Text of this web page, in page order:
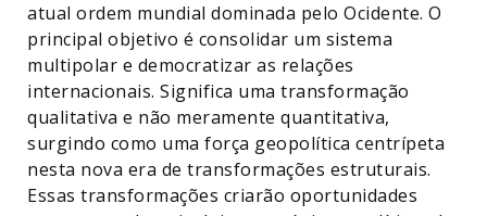
atual ordem mundial dominada pelo Ocidente. O
principal objetivo é consolidar um sistema
multipolar e democratizar as relações
internacionais. Significa uma transformação
qualitativa e não meramente quantitativa,
surgindo como uma força geopolítica centrípeta
nesta nova era de transformações estruturais.
Essas transformações criarão oportunidades